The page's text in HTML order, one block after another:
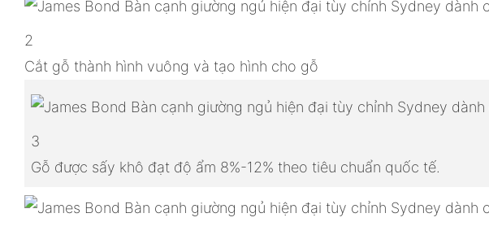
2
Cắt gỗ thành hình vuông và tạo hình cho gỗ
3
Gỗ được sấy khô đạt độ ẩm 8%-12% theo tiêu chuẩn quốc tế.